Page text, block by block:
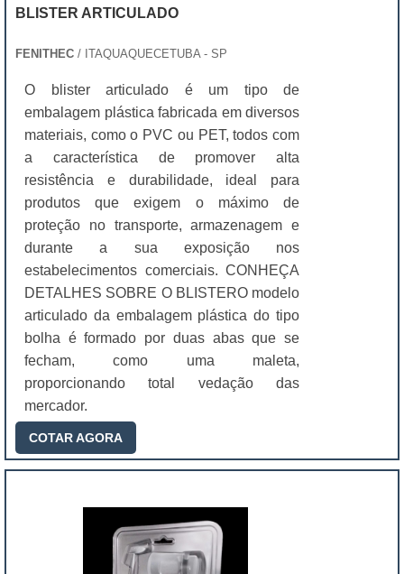
BLISTER ARTICULADO
FENITHEC / ITAQUAQUECETUBA - SP
O blister articulado é um tipo de
embalagem plástica fabricada em diversos
materiais, como o PVC ou PET, todos com
a característica de promover alta
resistência e durabilidade, ideal para
produtos que exigem o máximo de
proteção no transporte, armazenagem e
durante a sua exposição nos
estabelecimentos comerciais. CONHEÇA
DETALHES SOBRE O BLISTERO modelo
articulado da embalagem plástica do tipo
bolha é formado por duas abas que se
fecham, como uma maleta,
proporcionando total vedação das
mercador.
COTAR AGORA